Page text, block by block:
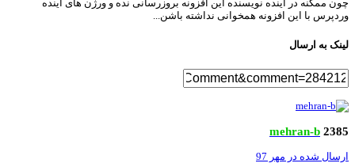
ممکنه در آینده نویسنده این افزونه بروزرسانی نده و ورژن های آینده
با این افزونه همخوانی نداشته باشن...
به ارسال
mehran-b
شده در مهر 97